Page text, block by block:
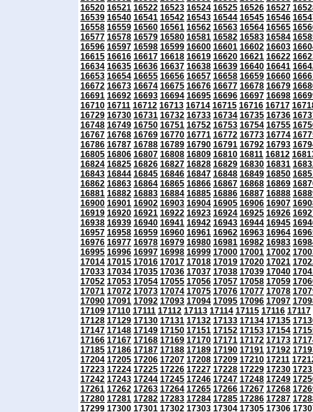
16520 16521 16522 16523 16524 16525 16526 16527
16539 16540 16541 16542 16543 16544 16545 16546
16558 16559 16560 16561 16562 16563 16564 16565
16577 16578 16579 16580 16581 16582 16583 16584
16596 16597 16598 16599 16600 16601 16602 16603
16615 16616 16617 16618 16619 16620 16621 16622
16634 16635 16636 16637 16638 16639 16640 16641
16653 16654 16655 16656 16657 16658 16659 16660
16672 16673 16674 16675 16676 16677 16678 16679
16691 16692 16693 16694 16695 16696 16697 16698
16710 16711 16712 16713 16714 16715 16716 16717
16729 16730 16731 16732 16733 16734 16735 16736
16748 16749 16750 16751 16752 16753 16754 16755
16767 16768 16769 16770 16771 16772 16773 16774
16786 16787 16788 16789 16790 16791 16792 16793
16805 16806 16807 16808 16809 16810 16811 16812
16824 16825 16826 16827 16828 16829 16830 16831
16843 16844 16845 16846 16847 16848 16849 16850
16862 16863 16864 16865 16866 16867 16868 16869
16881 16882 16883 16884 16885 16886 16887 16888
16900 16901 16902 16903 16904 16905 16906 16907
16919 16920 16921 16922 16923 16924 16925 16926
16938 16939 16940 16941 16942 16943 16944 16945
16957 16958 16959 16960 16961 16962 16963 16964
16976 16977 16978 16979 16980 16981 16982 16983
16995 16996 16997 16998 16999 17000 17001 17002
17014 17015 17016 17017 17018 17019 17020 17021
17033 17034 17035 17036 17037 17038 17039 17040
17052 17053 17054 17055 17056 17057 17058 17059
17071 17072 17073 17074 17075 17076 17077 17078
17090 17091 17092 17093 17094 17095 17096 17097
17109 17110 17111 17112 17113 17114 17115 17116 17117
17128 17129 17130 17131 17132 17133 17134 17135
17147 17148 17149 17150 17151 17152 17153 17154
17166 17167 17168 17169 17170 17171 17172 17173
17185 17186 17187 17188 17189 17190 17191 17192
17204 17205 17206 17207 17208 17209 17210 17211
17223 17224 17225 17226 17227 17228 17229 17230
17242 17243 17244 17245 17246 17247 17248 17249
17261 17262 17263 17264 17265 17266 17267 17268
17280 17281 17282 17283 17284 17285 17286 17287
17299 17300 17301 17302 17303 17304 17305 17306